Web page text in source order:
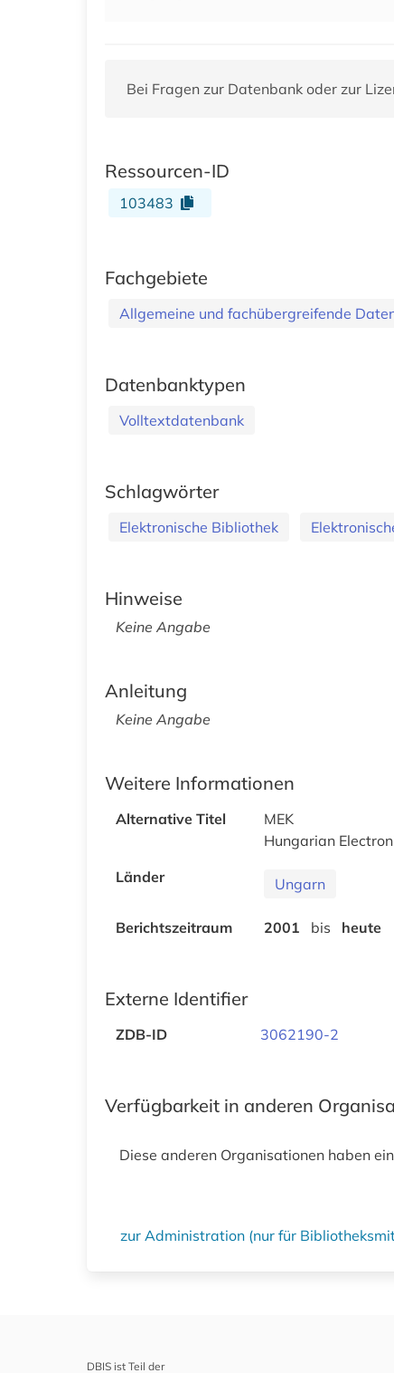
Bei Fragen zur Datenbank oder zur
Ressourcen-ID
103483
Fachgebiete
Allgemeine und fachübergreifende
Datenbanktypen
Volltextdatenbank
Schlagwörter
Elektronische Bibliothek
Hinweise
Keine Angabe
Anleitung
Keine Angabe
Weitere Informationen
Alternative Titel
MEK
Hungarian
Länder
Ungarn
Berichtszeitraum 2001 bis heute
Externe Identifier
ZDB-ID 3062190-2
Verfügbarkeit in anderen
Diese anderen Organisationen haben
zur Administration (nur für
DBIS ist Teil der